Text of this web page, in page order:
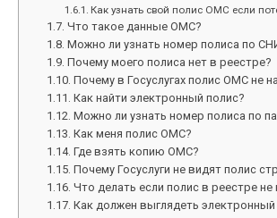
Как узнать свой полис ОМС если
Что такое данные ОМС?
Можно ли узнать номер полиса по
Почему моего полиса нет в реестре?
Почему в Госуслугах полис ОМС не
Как найти электронный полис?
Можно ли узнать номер полиса по
Как меня полис ОМС?
Где взять копию ОМС?
Почему Госуслуги не видят полис
Что делать если полис в реестре не
Как должен выглядеть электронный